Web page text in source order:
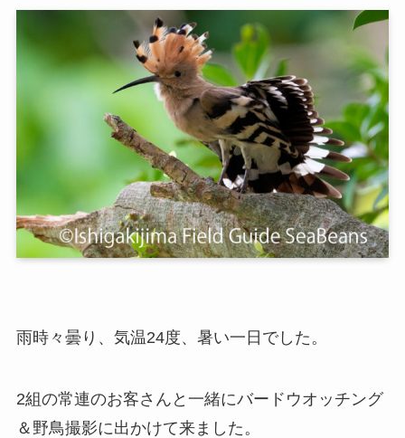
雨時々曇り、気温24度、暑い一日でした。
2組の常連のお客さんと一緒にバードウオッチング
＆野鳥撮影に出かけて来ました。